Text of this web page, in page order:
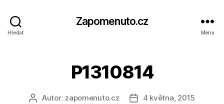
Hledat
Zapomenuto.cz
Menu
P1310814
AutorAutor: zapomenuto.cz
Datum
4 května, 2015